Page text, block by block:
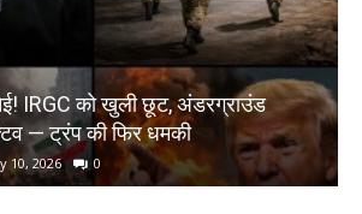
IRGC को खुली छूट, अंडरग्राउंड
— ट्रंप की फिर धमकी
10, 2026 0